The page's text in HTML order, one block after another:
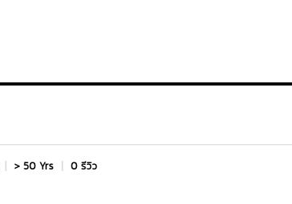
| > 50 Yrs | 0 รีวิว